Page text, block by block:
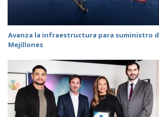
Avanza la infraestructura para suministro
Mejillones